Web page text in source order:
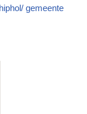
gemeente